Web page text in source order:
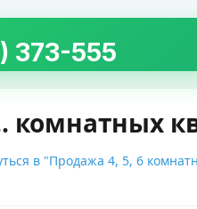
373-555
комнатных
в "Продажа 4, 5, 6